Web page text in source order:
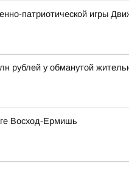
патриотической игры
рублей у обманутой
Восход-Ермишь